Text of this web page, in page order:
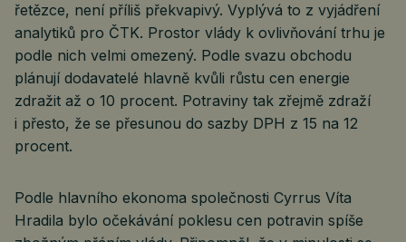
řetězce, není příliš překvapivý. Vyplývá to z vyjádření
analytiků pro ČTK. Prostor vlády k ovlivňování trhu je
podle nich velmi omezený. Podle svazu obchodu
plánují dodavatelé hlavně kvůli růstu cen energie
zdražit až o 10 procent. Potraviny tak zřejmě zdraží
i přesto, že se přesunou do sazby DPH z 15 na 12
procent.
Podle hlavního ekonoma společnosti Cyrrus Víta
Hradila bylo očekávání poklesu cen potravin spíše